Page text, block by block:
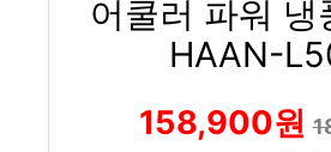
어쿨러 파워 냉
HAAN-
158,900원